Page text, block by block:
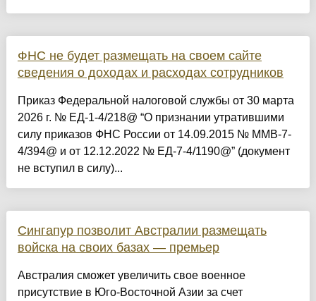
ФНС не будет размещать на своем сайте
сведения о доходах и расходах сотрудников
Приказ Федеральной налоговой службы от 30 марта
2026 г. № ЕД-1-4/218@ “О признании утратившими
силу приказов ФНС России от 14.09.2015 № ММВ-7-
4/394@ и от 12.12.2022 № ЕД-7-4/1190@” (документ
не вступил в силу)...
Сингапур позволит Австралии размещать
войска на своих базах — премьер
Австралия сможет увеличить свое военное
присутствие в Юго-Восточной Азии за счет